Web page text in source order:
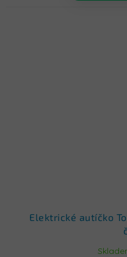
Elektrické autíčko